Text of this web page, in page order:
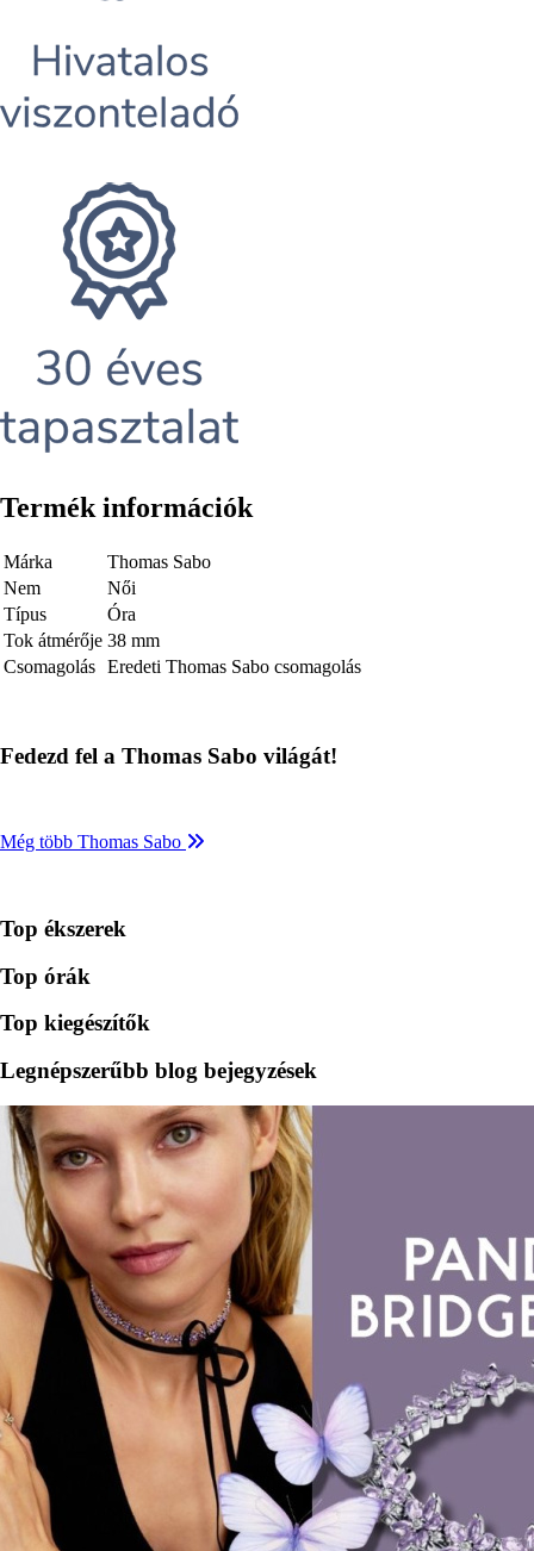
Termék információk
Márka
Thomas Sabo
Nem
Női
Típus
Óra
Tok átmérője 38 mm
Csomagolás Eredeti Thomas Sabo csomagolás
Fedezd fel a Thomas Sabo világát!
Még több Thomas Sabo
Top ékszerek
Top órák
Top kiegészítők
Legnépszerűbb blog bejegyzések